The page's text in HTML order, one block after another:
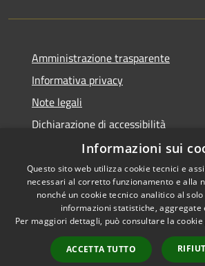
Amministrazione trasparente
Informativa privacy
Note legali
Dichiarazione di accessibilità
Accessibilità
Privacy
Mappa del sito
Informazioni sui
Questo sito web utilizza cookie tecnici e
necessari al corretto funzionamento e alla
nonché un cookie tecnico analitico al
informazioni statistiche, aggregate
Per maggiori dettagli, può consultare la
ACCETTA TUTTO